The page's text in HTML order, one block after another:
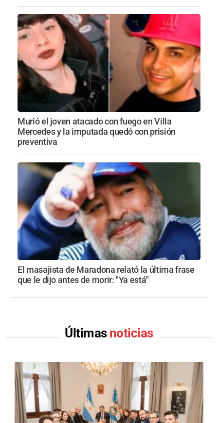
Murió el joven atacado con fuego en Villa
Mercedes y la imputada quedó con prisión
preventiva
El masajista de Maradona relató la última frase
que le dijo antes de morir: "Ya está"
Últimas noticias